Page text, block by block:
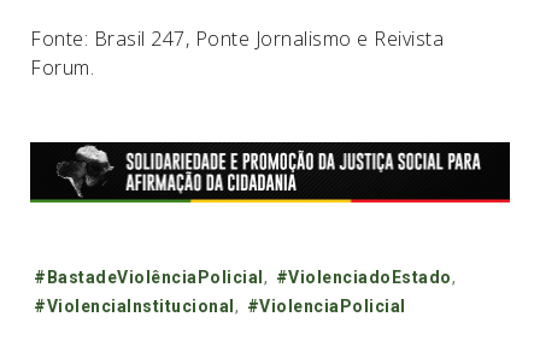
Fonte: Brasil 247, Ponte Jornalismo e Reivista
Forum.
Tags:
#BastadeViolênciaPolicial , #ViolenciadoEstado,
#ViolenciaInstitucional , #ViolenciaPolicial